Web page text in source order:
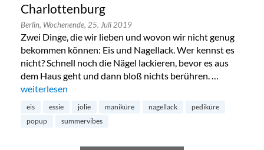
Charlottenburg
Berlin, Wochenende, 25. Juli 2019
Zwei Dinge, die wir lieben und wovon wir nicht genug
bekommen können: Eis und Nagellack. Wer kennst es
nicht? Schnell noch die Nägel lackieren, bevor es aus
dem Haus geht und dann bloß nichts berühren. …
„essie x Jolie Pop-up Eiscafé in Charlottenburg“
weiterlesen
eis essie jolie maniküre nagellack
pediküre
popup
summervibes